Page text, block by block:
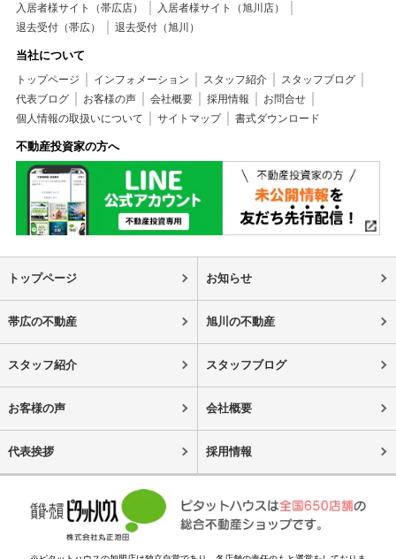
入居者様サイト（帯広店）
入居者様サイト（旭川店）
退去受付（帯広）
退去受付（旭川）
当社について
トップページ インフォメーション スタッフ紹介
スタッフブログ
代表ブログ
お客様の声 会社概要 採用情報
お問合せ
個人情報の取扱いについて
サイトマップ 書式ダウンロード
不動産投資家の方へ
トップページ お知らせ
帯広の不動産 旭川の不動産
スタッフ紹介 スタッフブログ
お客様の声 会社概要
代表挨拶 採用情報